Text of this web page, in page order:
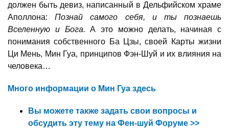
должен быть девиз, написанный в Дельфийском храме
Аполлона:Познай самого себя, и ты познаешь
Вселенную и Бога. А это можно делать, начиная с
понимания собственного Ба Цзы, своей Карты жизни
Ци Мень, Мин Гуа, принципов Фэн-Шуй и их влияния на
человека…
Много информации о Мин Гуа здесь
Вы можете также задать свои вопросы и
обсудить эту тему на Фен-шуй Форуме >>